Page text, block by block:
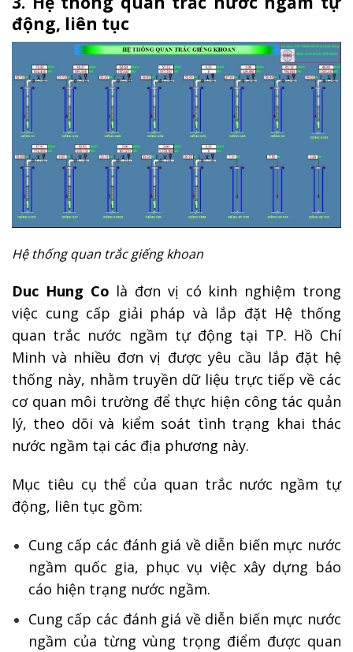
động, liên tục
Hệ thống quan trắc giếng khoan
Duc Hung Co là đơn vị có kinh nghiệm trong
việc cung cấp giải pháp và lắp đặt Hệ thống
quan trắc nước ngầm tự động tại TP. Hồ Chí
Minh và nhiều đơn vị được yêu cầu lắp đặt hệ
thống này, nhằm truyền dữ liệu trực tiếp về các
cơ quan môi trường để thực hiện công tác quản
lý, theo dõi và kiểm soát tình trạng khai thác
nước ngầm tại các địa phương này.
Mục tiêu cụ thể của quan trắc nước ngầm tự
động, liên tục gồm:
Cung cấp các đánh giá về diễn biến mực nước
ngầm quốc gia, phục vụ việc xây dựng báo
cáo hiện trạng nước ngầm.
Cung cấp các đánh giá về diễn biến mực nước
ngầm của từng vùng trọng điểm được quan